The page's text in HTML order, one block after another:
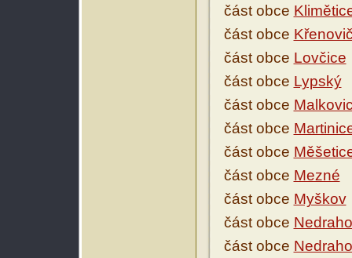
část obce
část obce
část obce Lovčice
část obce Lypský
část obce
část obce
část obce
část obce Mezné
část obce Myškov
část obce
část obce